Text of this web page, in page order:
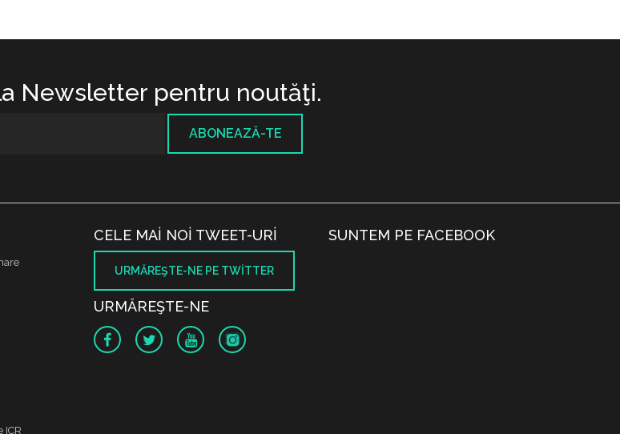
Newsletter pentru noutăţi.
ABONEAZĂ-TE
ICR
CELE MAI NOI TWEET-URI
URMĂREŞTE-NE PE TWITTER
URMĂREŞTE-NE
SUNTEM PE FACEBOOK